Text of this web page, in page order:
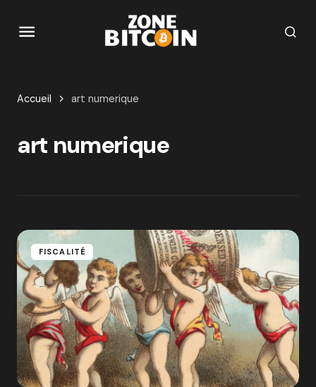
Accueil art numerique
art numerique
FISCALITÉ